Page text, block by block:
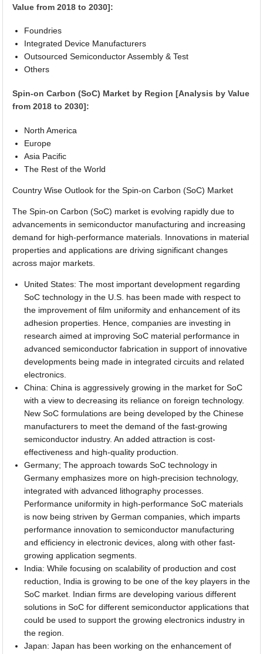
Value from 2018 to 2030]:
Foundries
Integrated Device Manufacturers
Outsourced Semiconductor Assembly & Test
Others
Spin-on Carbon (SoC) Market by Region [Analysis by Value
from 2018 to 2030]:
North America
Europe
Asia Pacific
The Rest of the World
Country Wise Outlook for the Spin-on Carbon (SoC) Market
The Spin-on Carbon (SoC) market is evolving rapidly due to
advancements in semiconductor manufacturing and increasing
demand for high-performance materials. Innovations in material
properties and applications are driving significant changes
across major markets.
United States: The most important development regarding
SoC technology in the U.S. has been made with respect to
the improvement of film uniformity and enhancement of its
adhesion properties. Hence, companies are investing in
research aimed at improving SoC material performance in
advanced semiconductor fabrication in support of innovative
developments being made in integrated circuits and related
electronics.
China: China is aggressively growing in the market for SoC
with a view to decreasing its reliance on foreign technology.
New SoC formulations are being developed by the Chinese
manufacturers to meet the demand of the fast-growing
semiconductor industry. An added attraction is cost-
effectiveness and high-quality production.
Germany; The approach towards SoC technology in
Germany emphasizes more on high-precision technology,
integrated with advanced lithography processes.
Performance uniformity in high-performance SoC materials
is now being striven by German companies, which imparts
performance innovation to semiconductor manufacturing
and efficiency in electronic devices, along with other fast-
growing application segments.
India: While focusing on scalability of production and cost
reduction, India is growing to be one of the key players in the
SoC market. Indian firms are developing various different
solutions in SoC for different semiconductor applications that
could be used to support the growing electronics industry in
the region.
Japan: Japan has been working on the enhancement of